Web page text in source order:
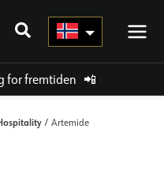
for fremtiden 📲
/ Artemide